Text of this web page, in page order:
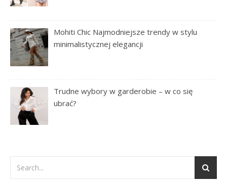
Mohiti Chic Najmodniejsze trendy w stylu
minimalistycznej elegancji
Trudne wybory w garderobie – w co się
ubrać?